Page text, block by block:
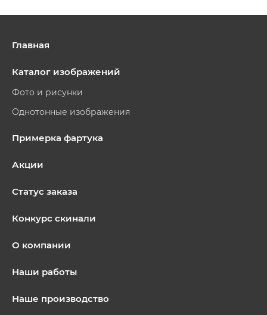
Главная
Каталог изображений
Фото и рисунки
Однотонные изображения
Примерка фартука
Акции
Статус заказа
Конкурс скинали
О компании
Наши работы
Наше производство